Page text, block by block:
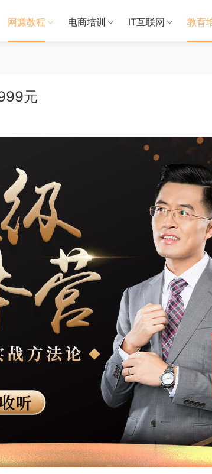
网赚教程 电商培训 IT互联网 教育
元